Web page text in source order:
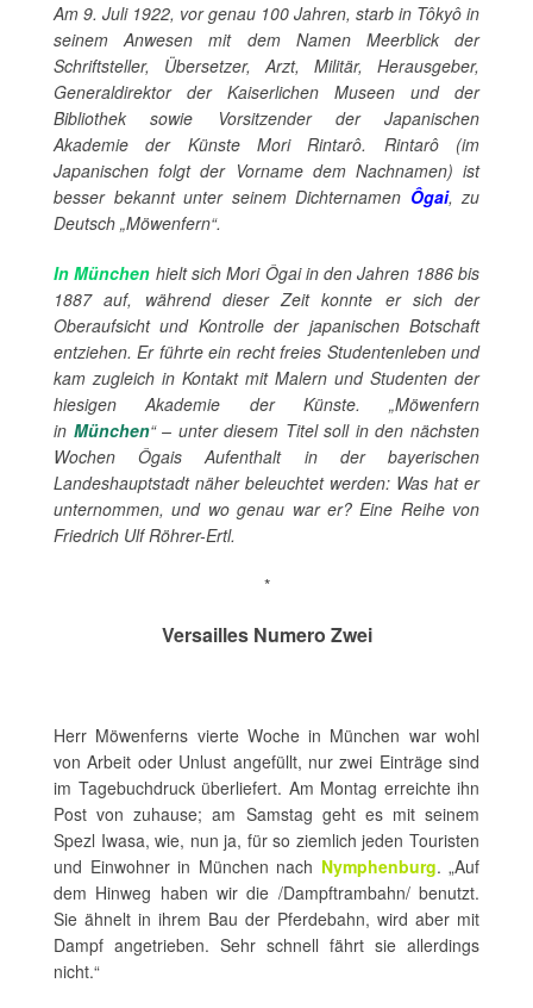
Am 9. Juli 1922, vor genau 100 Jahren, starb in Tôkyô in
seinem Anwesen mit dem Namen Meerblick der
Schriftsteller, Übersetzer, Arzt, Militär, Herausgeber,
Generaldirektor der Kaiserlichen Museen und der
Bibliothek sowie Vorsitzender der Japanischen
Akademie der Künste Mori Rintarô. Rintarô (im
Japanischen folgt der Vorname dem Nachnamen) ist
besser bekannt unter seinem Dichternamen Ôgai, zu
Deutsch „Möwenfern“.
In München hielt sich Mori Ôgai in den Jahren 1886 bis
1887 auf, während dieser Zeit konnte er sich der
Oberaufsicht und Kontrolle der japanischen Botschaft
entziehen. Er führte ein recht freies Studentenleben und
kam zugleich in Kontakt mit Malern und Studenten der
hiesigen Akademie der Künste. „Möwenfern
in München“ – unter diesem Titel soll in den nächsten
Wochen Ôgais Aufenthalt in der bayerischen
Landeshauptstadt näher beleuchtet werden: Was hat er
unternommen, und wo genau war er? Eine Reihe von
Friedrich Ulf Röhrer-Ertl.
*
Versailles Numero Zwei
Herr Möwenferns vierte Woche in München war wohl
von Arbeit oder Unlust angefüllt, nur zwei Einträge sind
im Tagebuchdruck überliefert. Am Montag erreichte ihn
Post von zuhause; am Samstag geht es mit seinem
Spezl Iwasa, wie, nun ja, für so ziemlich jeden Touristen
und Einwohner in München nach Nymphenburg. „Auf
dem Hinweg haben wir die /Dampftrambahn/ benutzt.
Sie ähnelt in ihrem Bau der Pferdebahn, wird aber mit
Dampf angetrieben. Sehr schnell fährt sie allerdings
nicht.“